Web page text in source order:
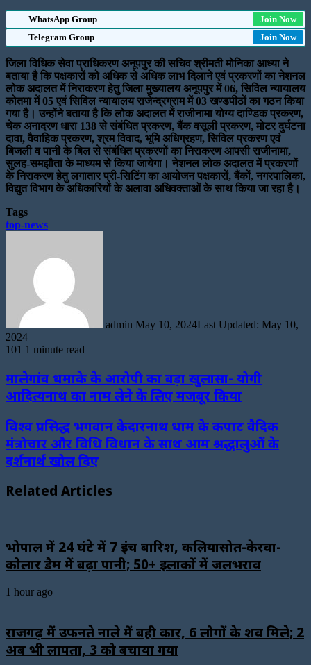
WhatsApp Group
Join Now
Telegram Group
Join Now
जिला विधिक सेवा प्राधिकरण अनूपपुर की सचिव श्रीमती मोनिका आध्या ने
बताया है कि पक्षकारों को अधिक से अधिक लाभ दिलाने एवं प्रकरणों का नेशनल
लोक अदालत में निराकरण हेतु जिला मुख्यालय अनूपपुर में 06, सिविल न्यायालय
कोतमा में 05 एवं सिविल न्यायालय राजेन्द्रग्राम में 03 खण्डपीठों का गठन किया
गया है। उन्होंने बताया है कि लोक अदालत में राजीनामा योग्य दाण्डिक प्रकरण,
चेक अनादरण धारा 138 से संबंधित प्रकरण, बैंक वसूली प्रकरण, मोटर दुर्घटना
दावा, वैवाहिक प्रकरण, श्रम विवाद, भूमि अधिग्रहण, सिविल प्रकरण एवं
बिजली व पानी के बिल से संबंधित प्रकरणों का निराकरण आपसी राजीनामा,
सुलह-समझौता के माध्यम से किया जायेगा। नेशनल लोक अदालत में प्रकरणों
के निराकरण हेतु लगातार प्री-सिटिंग का आयोजन पक्षकारों, बैंकों, नगरपालिका,
विद्युत विभाग के अधिकारियों के अलावा अधिवक्ताओं के साथ किया जा रहा है।
Tags
top-news
admin May 10, 2024Last Updated: May 10,
2024
101 1 minute read
मालेगांव धमाके के आरोपी का बड़ा खुलासा- योगी
आदित्यनाथ का नाम लेने के लिए मजबूर किया
विश्व प्रसिद्ध भगवान केदारनाथ धाम के कपाट वैदिक
मंत्रोचार और विधि विधान के साथ आम श्रद्धालुओं के
दर्शनार्थ खोल दिए
Related Articles
भोपाल में 24 घंटे में 7 इंच बारिश, कलियासोत-केरवा-
कोलार डैम में बढ़ा पानी; 50+ इलाकों में जलभराव
1 hour ago
राजगढ़ में उफनते नाले में बही कार, 6 लोगों के शव मिले; 2
अब भी लापता, 3 को बचाया गया